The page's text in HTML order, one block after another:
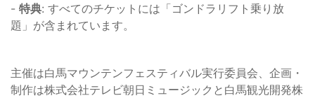
- 特典: すべてのチケットには「ゴンドラリフト乗り放
題」が含まれています。
主催は白馬マウンテンフェスティバル実行委員会、企画・
制作は株式会社テレビ朝日ミュージックと白馬観光開発株